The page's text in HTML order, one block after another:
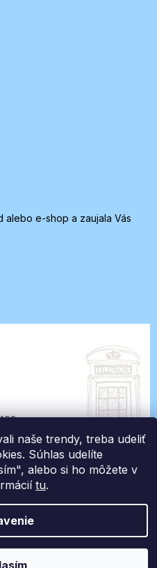
naše trendy, treba udeliť
Súhlas udelíte
alebo si ho môžete v
tu.
e-shop a zaujala Vás
Premium